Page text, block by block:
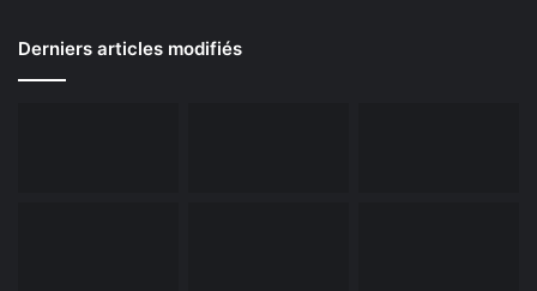
Derniers articles modifiés